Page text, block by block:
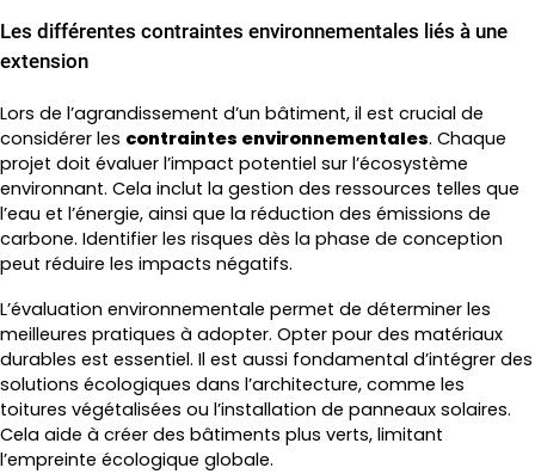
Les différentes contraintes environnementales liés à une
extension
Lors de l’agrandissement d’un bâtiment, il est crucial de
considérer les contraintes environnementales. Chaque
projet doit évaluer l’impact potentiel sur l’écosystème
environnant. Cela inclut la gestion des ressources telles que
l’eau et l’énergie, ainsi que la réduction des émissions de
carbone. Identifier les risques dès la phase de conception
peut réduire les impacts négatifs.
L’évaluation environnementale permet de déterminer les
meilleures pratiques à adopter. Opter pour des matériaux
durables est essentiel. Il est aussi fondamental d’intégrer des
solutions écologiques dans l’architecture, comme les
toitures végétalisées ou l’installation de panneaux solaires.
Cela aide à créer des bâtiments plus verts, limitant
l’empreinte écologique globale.